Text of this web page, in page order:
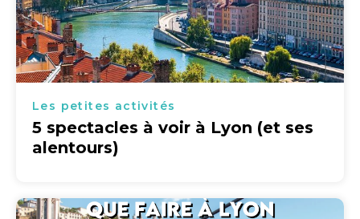
Les petites activités
5 spectacles à voir à Lyon (et ses
alentours)